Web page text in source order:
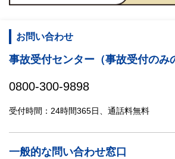
お問い合わせ
事故受付センター（事故受付のみ
0800-300-9898
受付時間：24時間365日、通話料無料
一般的な問い合わせ窓口